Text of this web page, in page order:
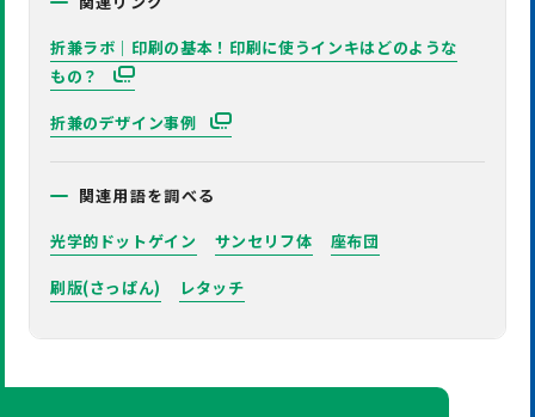
折兼ラボ｜印刷の基本！印刷に使うインキはどのような
もの？
折兼のデザイン事例
関連用語を調べる
光学的ドットゲイン
サンセリフ体 座布団
刷版(さっぱん) レタッチ